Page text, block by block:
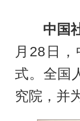
中国
月28日
式。全国
究院，并